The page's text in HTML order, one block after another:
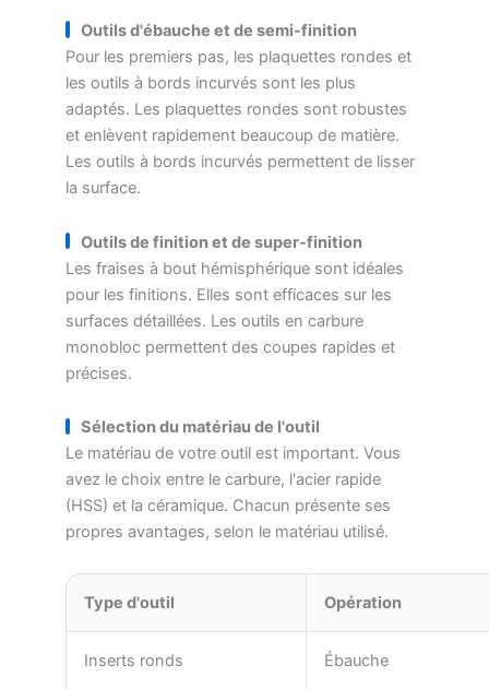
Outils d'ébauche et de semi-finition
Pour les premiers pas, les plaquettes rondes et
les outils à bords incurvés sont les plus
adaptés. Les plaquettes rondes sont robustes
et enlèvent rapidement beaucoup de matière.
Les outils à bords incurvés permettent de lisser
la surface.
Outils de finition et de super-finition
Les fraises à bout hémisphérique sont idéales
pour les finitions. Elles sont efficaces sur les
surfaces détaillées. Les outils en carbure
monobloc permettent des coupes rapides et
précises.
Sélection du matériau de l'outil
Le matériau de votre outil est important. Vous
avez le choix entre le carbure, l'acier rapide
(HSS) et la céramique. Chacun présente ses
propres avantages, selon le matériau utilisé.
Type d'outil Opération
Inserts ronds Ébauche